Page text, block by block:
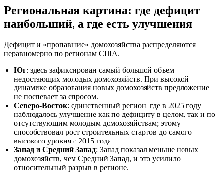
Региональная картина: где дефицит
наибольший, а где есть улучшения
Дефицит и «пропавшие» домохозяйства распределяются
неравномерно по регионам США.
Юг: здесь зафиксирован самый большой объем
недостающих молодых домохозяйств. При высокой
динамике образования новых домохозяйств предложение
не поспевает за спросом.
Северо-Восток: единственный регион, где в 2025 году
наблюдалось улучшение как по дефициту в целом, так и по
отсутствующим молодым домохозяйствам; этому
способствовал рост строительных стартов до самого
высокого уровня с 2015 года.
Запад и Средний Запад: Запад показал меньше новых
домохозяйств, чем Средний Запад, и это усилило
относительный разрыв в регионе.